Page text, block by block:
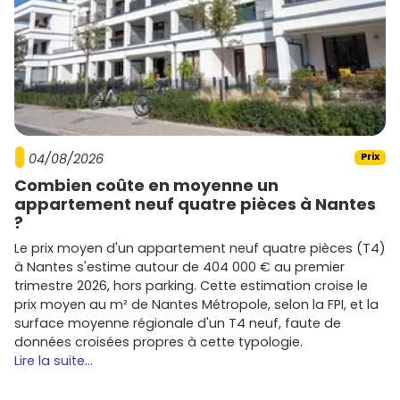
rangements, stationnement). Les normesRE2020et la
bonne isolation phonique/thermique se valorisent à la
location comme à la revente.
Tendances actuelles du marché à
Salles
Le marché immobilier neuf à Salles affiche plusieurs
tendances marquées :
Extérieurs plébiscités:terrasses,balcons,jardins
privatifs.
chauffage performantes, gestion descharges
optimisée.
Mobilités: intérêt pour les secteurs proches des axes
routiers et despistes cyclables.
Surfaces familiales: lesT3/T4 restent un cœur de
marché solide.
04/08/2026 Prix
Combien coûte en moyenne un
appartement neuf quatre pièces à Nantes
?
Le prix moyen d'un appartement neuf quatre pièces (T4)
à Nantes s'estime autour de 404 000 € au premier
trimestre 2026, hors parking. Cette estimation croise le
prix moyen au m² de Nantes Métropole, selon la FPI, et la
surface moyenne régionale d'un T4 neuf, faute de
données croisées propres à cette typologie.
Lire la suite...